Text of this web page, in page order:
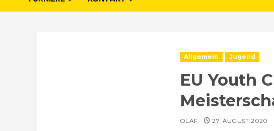
Allgemein Jugend
EU Youth
OLAF 27. AUGUST 2020